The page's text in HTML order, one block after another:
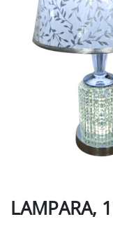
LAMPARA,